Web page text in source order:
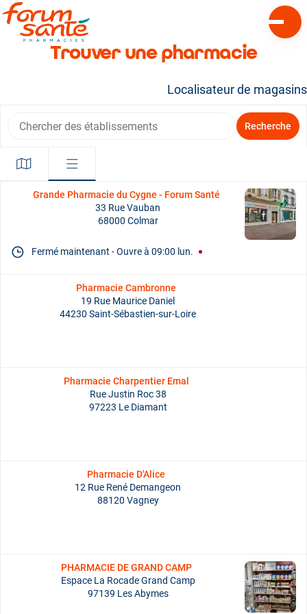
Ouvrir
Trouver une pharmacie
Localisateur de magasins
Recherche
Grande Pharmacie du Cygne - Forum Santé
33 Rue Vauban
68000 Colmar
Fermé maintenant -Ouvre à 09:00 lun.
Pharmacie Cambronne
19 Rue Maurice Daniel
44230 Saint-Sébastien-sur-Loire
Pharmacie Charpentier Emal
Rue Justin Roc 38
97223 Le Diamant
Pharmacie D'Alice
12 Rue René Demangeon
88120 Vagney
PHARMACIE DE GRAND CAMP
Espace La Rocade Grand Camp
97139 Les Abymes